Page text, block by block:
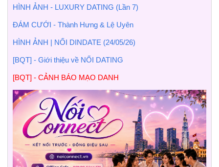
HÌNH ẢNH - LUXURY DATING (Lần 7)
ĐÁM CƯỚI - Thành Hưng & Lệ Uyên
HÌNH ẢNH | NỐI DINDATE (24/05/26)
[BQT] - Giới thiệu về NỐI DATING
[BQT] - CẢNH BÁO MẠO DANH